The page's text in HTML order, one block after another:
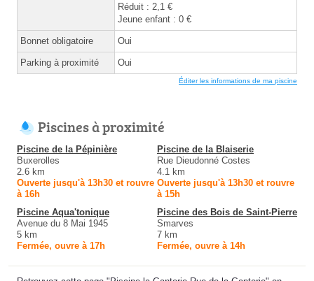
Réduit : 2,1 €
Jeune enfant : 0 €
Bonnet obligatoire Oui
Parking à proximité Oui
Éditer les informations de ma piscine
Piscines à proximité
Piscine de la Pépinière
Buxerolles
2.6 km
Ouverte jusqu'à 13h30 et rouvre
à 16h
Piscine de la Blaiserie
Rue Dieudonné Costes
4.1 km
Ouverte jusqu'à 13h30 et rouvre
à 15h
Piscine Aqua'tonique
Avenue du 8 Mai 1945
5 km
Fermée, ouvre à 17h
Piscine des Bois de Saint-Pierre
Smarves
7 km
Fermée, ouvre à 14h